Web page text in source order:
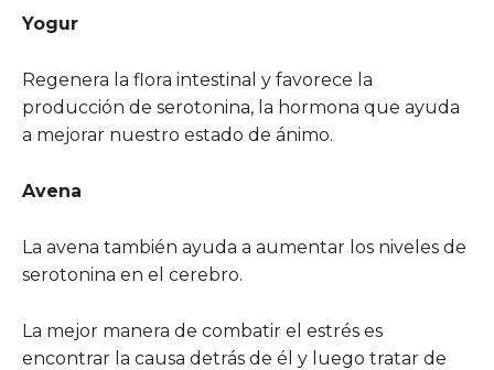
Yogur
Regenera la flora intestinal y favorece la
producción de serotonina, la hormona que ayuda
a mejorar nuestro estado de ánimo.
Avena
La avena también ayuda a aumentar los niveles de
serotonina en el cerebro.
La mejor manera de combatir el estrés es
encontrar la causa detrás de él y luego tratar de